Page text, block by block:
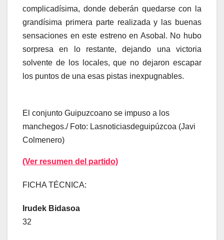
complicadísima, donde deberán quedarse con la
grandísima primera parte realizada y las buenas
sensaciones en este estreno en Asobal. No hubo
sorpresa en lo restante, dejando una victoria
solvente de los locales, que no dejaron escapar
los puntos de una esas pistas inexpugnables.
El conjunto Guipuzcoano se impuso a los
manchegos./ Foto: Lasnoticiasdeguipúzcoa (Javi
Colmenero)
(Ver resumen del partido)
FICHA TÉCNICA:
Irudek Bidasoa
32